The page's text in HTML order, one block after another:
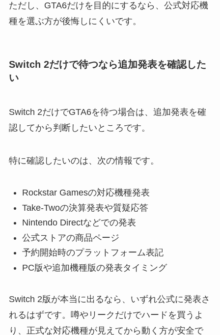
ただし、GTA6だけを目的にするなら、公式対応機
種を選ぶ方が後悔しにくいです。
Switch 2だけで待つなら追加発表を確認した
い
Switch 2だけでGTA6を待つ場合は、追加発表を確
認してから判断したいところです。
特に確認したいのは、次の情報です。
Rockstar Gamesの対応機種発表
Take-Twoの決算発表や質疑応答
Nintendo Directなどでの発表
公式ストアの商品ページ
予約開始時のプラットフォーム表記
PC版や追加機種版の発表タイミング
Switch 2版が本当に出るなら、いずれ公式に発表さ
れるはずです。噂やリークだけでハードを買うよ
り、正式な対応機種が見えてから動く方が安全で